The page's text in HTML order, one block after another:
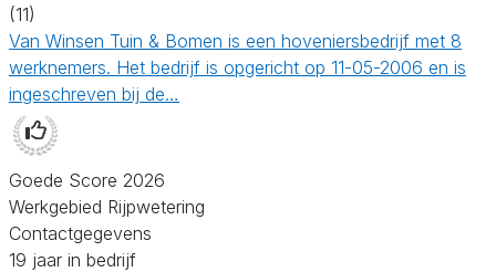
(11)
Van Winsen Tuin & Bomen is een hoveniersbedrijf met 8
werknemers. Het bedrijf is opgericht op 11-05-2006 en is
ingeschreven bij de…
Goede Score 2026
Werkgebied Rijpwetering
Contactgegevens
19 jaar in bedrijf